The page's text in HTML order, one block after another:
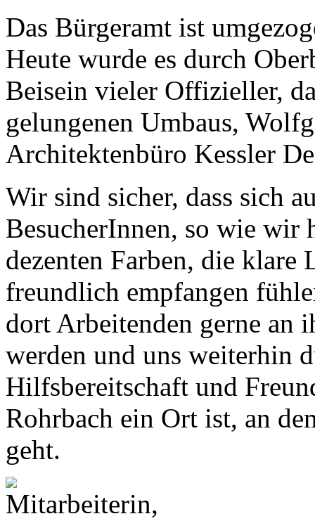
Das Bürgeramt ist
Heute wurde es durch
Beisein vieler Offizieller,
gelungenen Umbaus,
Architektenbüro Kessler
Wir sind sicher, dass sich
BesucherInnen, so wie wir
dezenten Farben, die
freundlich empfangen
dort Arbeitenden gerne an
werden und uns weiterhin
Hilfsbereitschaft und
Rohrbach ein Ort ist, an
geht.